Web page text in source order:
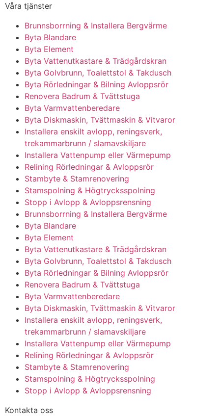
Våra tjänster
Brunnsborrning & Installera Bergvärme
Byta Blandare
Byta Element
Byta Vattenutkastare & Trädgårdskran
Byta Golvbrunn, Toalettstol & Takdusch
Byta Rörledningar & Bilning Avloppsrör
Renovera Badrum & Tvättstuga
Byta Varmvattenberedare
Byta Diskmaskin, Tvättmaskin & Vitvaror
Installera enskilt avlopp, reningsverk,
trekammarbrunn / slamavskiljare
Installera Vattenpump eller Värmepump
Relining Rörledningar & Avloppsrör
Stambyte & Stamrenovering
Stamspolning & Högtrycksspolning
Stopp i Avlopp & Avloppsrensning
Brunnsborrning & Installera Bergvärme
Byta Blandare
Byta Element
Byta Vattenutkastare & Trädgårdskran
Byta Golvbrunn, Toalettstol & Takdusch
Byta Rörledningar & Bilning Avloppsrör
Renovera Badrum & Tvättstuga
Byta Varmvattenberedare
Byta Diskmaskin, Tvättmaskin & Vitvaror
Installera enskilt avlopp, reningsverk,
trekammarbrunn / slamavskiljare
Installera Vattenpump eller Värmepump
Relining Rörledningar & Avloppsrör
Stambyte & Stamrenovering
Stamspolning & Högtrycksspolning
Stopp i Avlopp & Avloppsrensning
Kontakta oss